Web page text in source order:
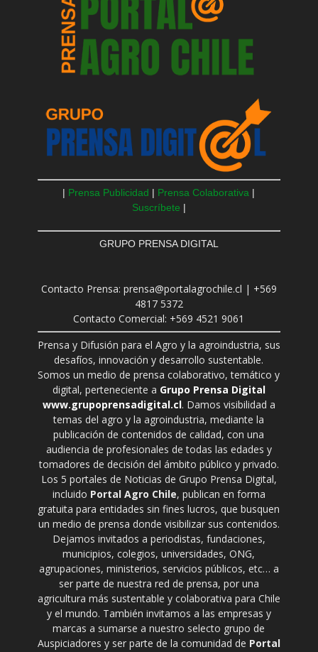
| Prensa Publicidad | Prensa Colaborativa |
Suscríbete |
GRUPO PRENSA DIGITAL
Contacto Prensa: prensa@portalagrochile.cl | +569
4817 5372
Contacto Comercial: +569 4521 9061
Prensa y Difusión para el Agro y la agroindustria, sus
desafíos, innovación y desarrollo sustentable.
Somos un medio de prensa colaborativo, temático y
digital, perteneciente a Grupo Prensa Digital
www.grupoprensadigital.cl. Damos visibilidad a
temas del agro y la agroindustria, mediante la
publicación de contenidos de calidad, con una
audiencia de profesionales de todas las edades y
tomadores de decisión del ámbito público y privado.
Los 5 portales de Noticias de Grupo Prensa Digital,
incluido Portal Agro Chile, publican en forma
gratuita para entidades sin fines lucros, que busquen
un medio de prensa donde visibilizar sus contenidos.
Dejamos invitados a periodistas, fundaciones,
municipios, colegios, universidades, ONG,
agrupaciones, ministerios, servicios públicos, etc… a
ser parte de nuestra red de prensa, por una
agricultura más sustentable y colaborativa para Chile
y el mundo. También invitamos a las empresas y
marcas a sumarse a nuestro selecto grupo de
Auspiciadores y ser parte de la comunidad de Portal